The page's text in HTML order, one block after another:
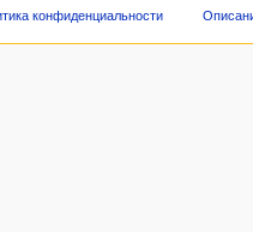
конфиденциальности